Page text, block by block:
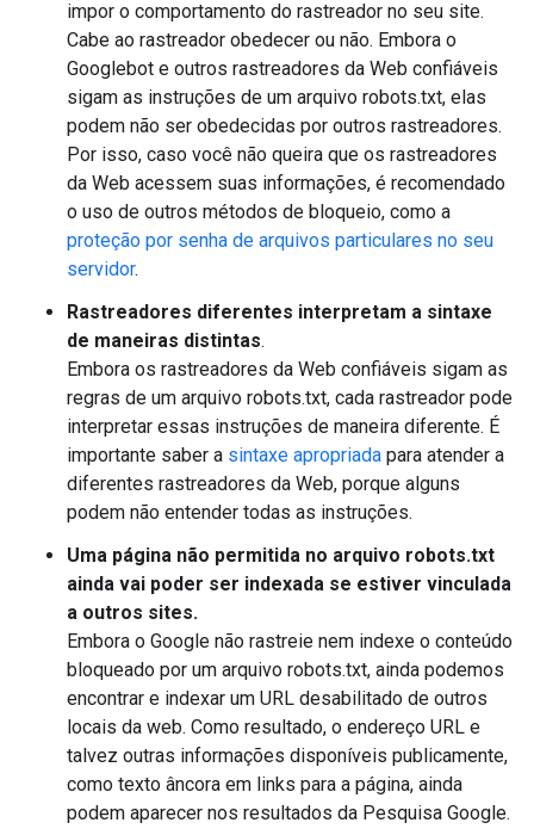
impor o comportamento do rastreador no seu site.
Cabe ao rastreador obedecer ou não. Embora o
Googlebot e outros rastreadores da Web confiáveis
sigam as instruções de um arquivo robots.txt, elas
podem não ser obedecidas por outros rastreadores.
Por isso, caso você não queira que os rastreadores
da Web acessem suas informações, é recomendado
o uso de outros métodos de bloqueio, como a
proteção por senha de arquivos particulares no seu
servidor.
Rastreadores diferentes interpretam a sintaxe
de maneiras distintas.
Embora os rastreadores da Web confiáveis sigam as
regras de um arquivo robots.txt, cada rastreador pode
interpretar essas instruções de maneira diferente. É
importante saber a sintaxe apropriada para atender a
diferentes rastreadores da Web, porque alguns
podem não entender todas as instruções.
Uma página não permitida no arquivo robots.txt
ainda vai poder ser indexada se estiver vinculada
a outros sites.
Embora o Google não rastreie nem indexe o conteúdo
bloqueado por um arquivo robots.txt, ainda podemos
encontrar e indexar um URL desabilitado de outros
locais da web. Como resultado, o endereço URL e
talvez outras informações disponíveis publicamente,
como texto âncora em links para a página, ainda
podem aparecer nos resultados da Pesquisa Google.